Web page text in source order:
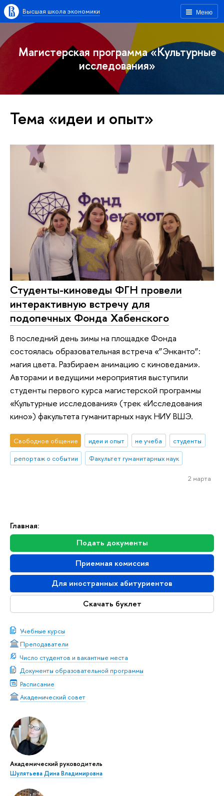
Меню
Высшая школа экономики
Магистерская программа «Культурные
исследования»
Главная:
Подать документы
Приемная комиссия
Для иностранных абитуриентов
Скачать буклет
Учебные курсы
Преподаватели
Число студентов и вакантные места
Документы образовательной программы
Расписание
Академический совет
Академический руководитель
Шулятьева Дина Владимировна
Тема «идеи и опыт»
Студенты-киноведы ФГН провели
интерактивную встречу для
подопечных Фонда Хабенского
В последний день зимы на площадке Фонда
состоялась образовательная встреча «”Энканто”:
магия цвета. Разбираем анимацию с киноведами».
Авторами и ведущими мероприятия выступили
студенты первого курса магистерской программы
«Культурные исследования» (трек «Исследования
кино») факультета гуманитарных наук НИУ ВШЭ.
Свободное общение идеи и опыт не учеба
студенты
репортаж о событии
Факультет гуманитарных наук
2 марта